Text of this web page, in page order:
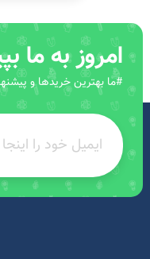
امروز به ما
#ما بهترین خریدها و